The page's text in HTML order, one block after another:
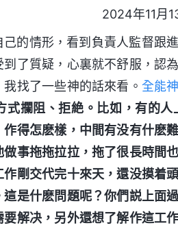
2024年11月
的情形，看到負責人監督跟
了質疑，心裏就不舒服，認
找了一些神的話來看。 全能神
式攔阻、拒絶。比如，有的
得怎麽樣，中間有没有什麽
事拖拖拉拉，拖了很長時間
剛交代完十來天，還没摸着
這是什麽問題呢？你們説上面
解决，另外還想了解作這工